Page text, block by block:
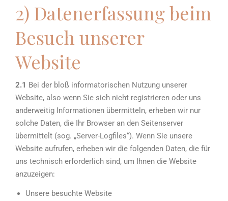
2) Datenerfassung beim
Besuch unserer
Website
2.1 Bei der bloß informatorischen Nutzung unserer
Website, also wenn Sie sich nicht registrieren oder uns
anderweitig Informationen übermitteln, erheben wir nur
solche Daten, die Ihr Browser an den Seitenserver
übermittelt (sog. „Server-Logfiles“). Wenn Sie unsere
Website aufrufen, erheben wir die folgenden Daten, die für
uns technisch erforderlich sind, um Ihnen die Website
anzuzeigen:
Unsere besuchte Website